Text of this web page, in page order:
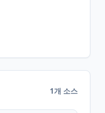
1개 소스